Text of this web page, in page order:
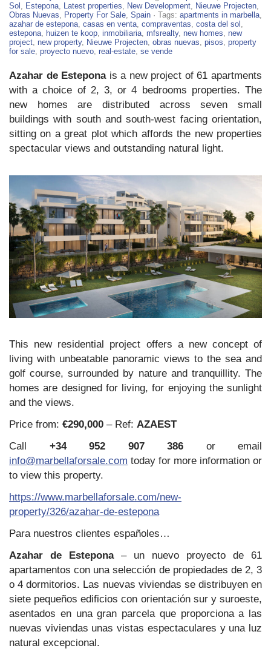
Azahar
de
Estepona
–
New
Apartments
Sol , Estepona, Latest properties, New Development, Nieuwe Projecten,
Obras Nuevas, Property For Sale, Spain · Tags: apartments in marbella,
azahar de estepona, casas en venta, compraventas, costa del sol ,
estepona, huizen te koop, inmobiliaria, mfsrealty, new homes, new
project, new property, Nieuwe Projecten, obras nuevas, pisos, property
for sale, proyecto nuevo, real-estate, se vende
Azahar de Esteponais a new project of 61 apartments
with a choice of 2, 3, or 4 bedrooms properties. The
new homes are distributed across seven small
buildings with south and south-west facing orientation,
sitting on a great plot which affords the new properties
spectacular views and outstanding natural light.
This new residential project offers a new concept of
living with unbeatable panoramic views to the sea and
golf course, surrounded by nature and tranquillity. The
homes are designed for living, for enjoying the sunlight
and the views.
Price from: €290,000 – Ref: AZAEST
Call +34 952 907 386 or email
info@marbellaforsale.com today for more information or
to view this property.
https://www.marbellaforsale.com/new-
property/326/azahar-de-estepona
Para nuestros clientes españoles…
Azahar de Estepona– un nuevo proyecto de 61
apartamentos con una selección de propiedades de 2, 3
o 4 dormitorios. Las nuevas viviendas se distribuyen en
siete pequeños edificios con orientación sur y suroeste,
asentados en una gran parcela que proporciona a las
nuevas viviendas unas vistas espectaculares y una luz
natural excepcional.